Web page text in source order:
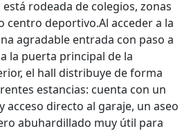
rodeada de colegios, zonas
centro deportivo.Al acceder a la
agradable entrada con paso a
la puerta principal de la
el hall distribuye de forma
estancias: cuenta con un
directo al garaje, un aseo
abuhardillado muy útil para